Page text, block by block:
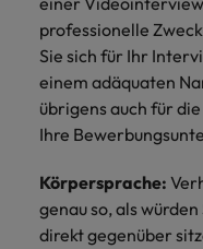
professionelle
Sie sich für Ihr
einem adäquaten
übrigens auch für
Ihre
Körpersprache:
genau so, als
direkt gegenüber